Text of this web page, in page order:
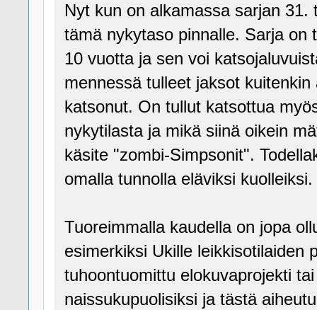
Nyt kun on alkamassa sarjan
tämä nykytaso pinnalle. Sarja on
10 vuotta ja sen voi
mennessä tulleet jaksot
katsonut. On tullut katsottua
nykytilasta ja mikä siinä oikein
käsite "zombi-Simpsonit".
omalla tunnolla eläviksi kuolleiksi.
Tuoreimmalla kaudella on jopa
esimerkiksi Ukille leikkisotilaiden
tuhoontuomittu elokuvaprojekti
naissukupuolisiksi ja tästä